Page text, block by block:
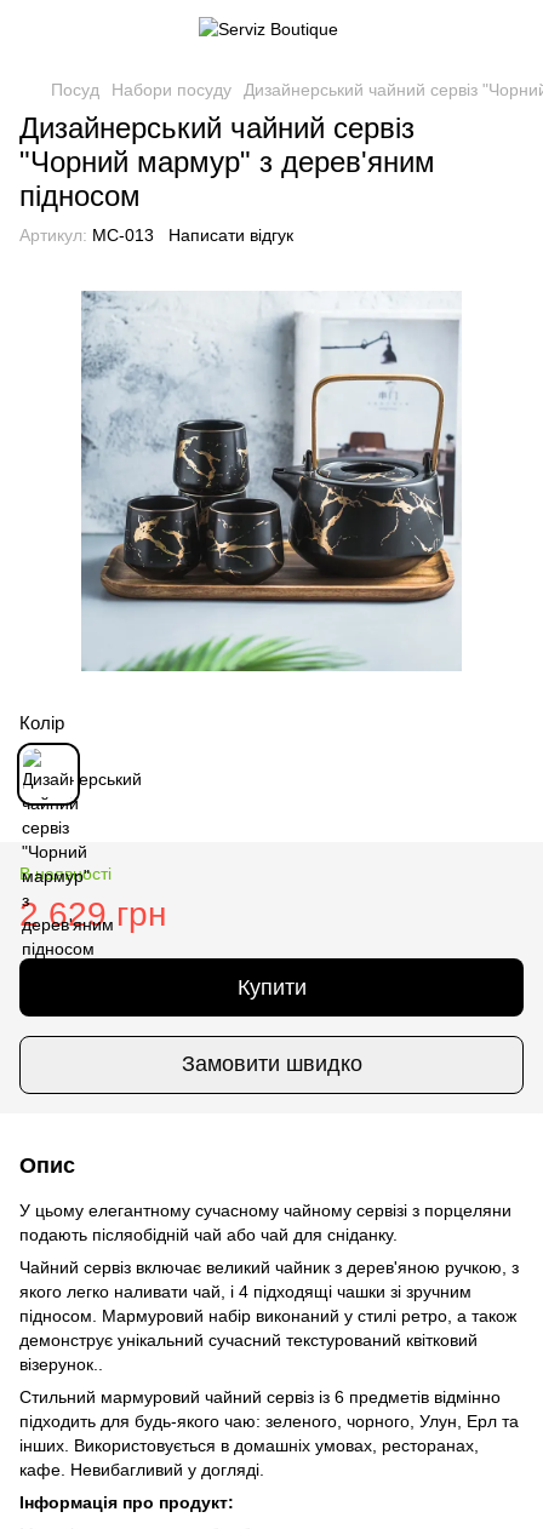
Посуд Набори посуду Дизайнерський чайний сервіз
Дизайнерський чайний сервіз
"Чорний мармур" з дерев'яним
підносом
Артикул: MC-013 Написати відгук
Колір
В наявності
2 629 грн
Купити
Замовити швидко
Опис
У цьому елегантному сучасному чайному сервізі з порцеляни
подають післяобідній чай або чай для сніданку.
Чайний сервіз включає великий чайник з дерев'яною ручкою, з
якого легко наливати чай, і 4 підходящі чашки зі зручним
підносом. Мармуровий набір виконаний у стилі ретро, ​​а також
демонструє унікальний сучасний текстурований квітковий
візерунок..
Стильний мармуровий чайний сервіз із 6 предметів відмінно
підходить для будь-якого чаю: зеленого, чорного, Улун, Ерл та
інших. Використовується в домашніх умовах, ресторанах,
кафе. Невибагливий у догляді.
Інформація про продукт: